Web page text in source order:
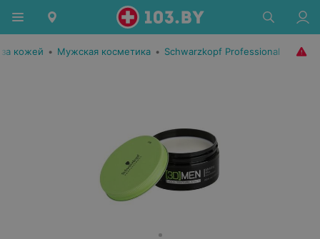
кожей • Мужская косметика • Schwarzkopf Professional